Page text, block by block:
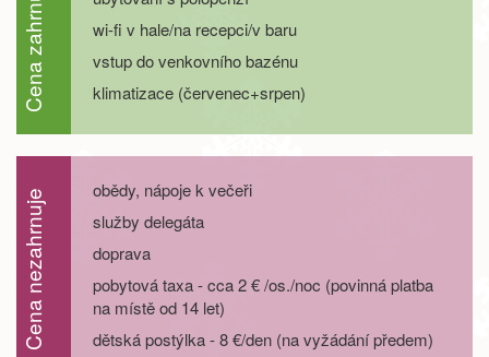
22.08. - 27.08.26
22.08. - 29.08.26 8 dní 13 600 Kč
29.08. - 01.09.26 4 dny 5 400 Kč
29.08. - 02.09.26 5 dní
29.08. - 03.09.26 9 000 Kč objednej
29.08. - 05.09.26 8 dní 12 500 Kč objednej
Cena zahrnuje
wi-fi v hale/na recepci/v baru
vstup do venkovního bazénu
klimatizace (červenec+srpen)
Cena nezahrnuje
obědy, nápoje k večeři
služby delegáta
doprava
pobytová taxa - cca 2 € /os./noc (povinná platba
na místě od 14 let)
dětská postýlka - 8 €/den (na vyžádání předem)